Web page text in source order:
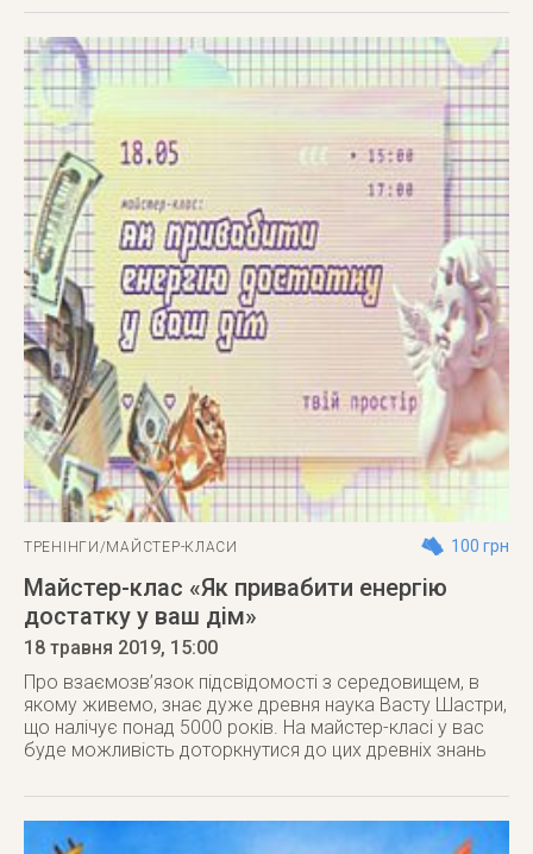
ТРЕНІНГИ/МАЙСТЕР-КЛАСИ 100 грн
Майстер-клас «Як привабити енергію
достатку у ваш дім»
18 травня 2019, 15:00
Про взаємозв’язок підсвідомості з середовищем, в
якому живемо, знає дуже древня наука Васту Шастри,
що налічує понад 5000 років. На майстер-класі у вас
буде можливість доторкнутися до цих древніх знань